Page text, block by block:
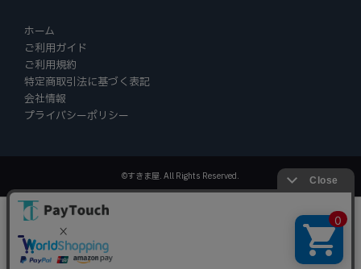
ホーム
ご利用ガイド
ご利用規約
特定商取引法に基づく表記
会社情報
プライバシーポリシー
©すきま屋. All Rights Reserved.